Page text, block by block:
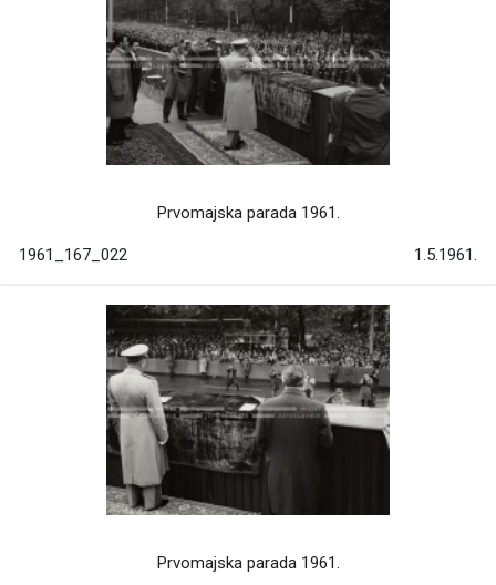
Prvomajska parada 1961.
1961_167_022 1.5.1961.
Prvomajska parada 1961.